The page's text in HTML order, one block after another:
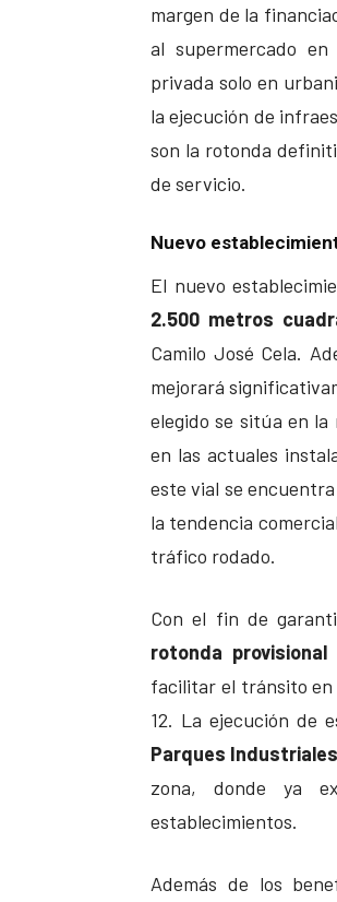
margen de la
al supermercado
privada solo en
la ejecución de
son la rotonda
de servicio.
Nuevo
El nuevo
2.500 metros
Camilo José Cela.
mejorará
elegido se sitúa en
en las actuales
este vial se
la tendencia
tráfico rodado.
Con el fin de
rotonda
facilitar el tránsito en
12. La ejecución de
Parques
zona, donde ya
establecimientos.
Además de los